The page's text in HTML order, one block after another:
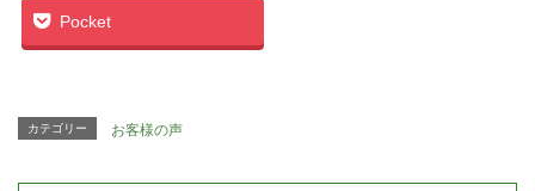
Pocket
カテゴリー お客様の声